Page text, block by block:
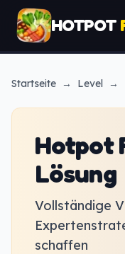
HOTPOT
Startseite → Level →
Hotpot
Lösung
Vollständige
schaffen